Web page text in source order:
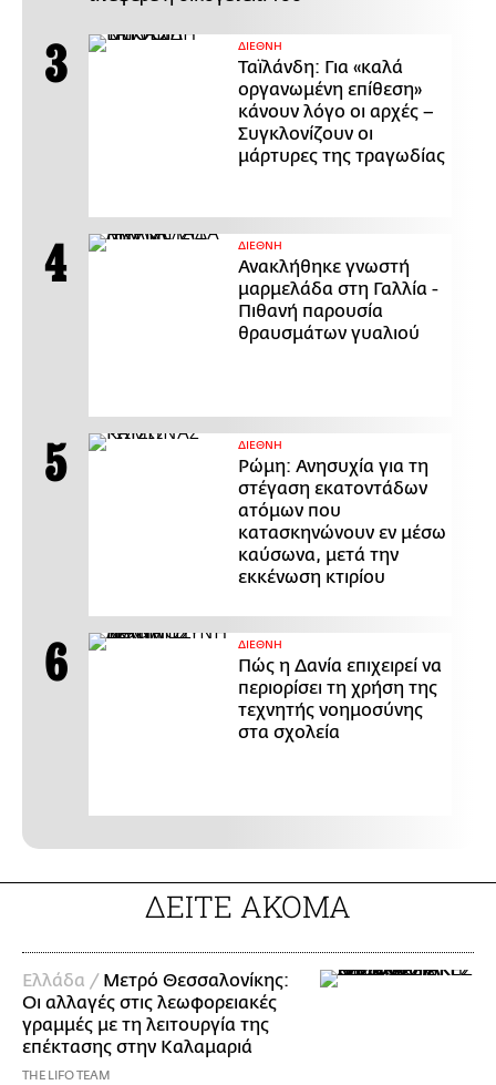
ΔΙΕΘΝΗ
Ταϊλάνδη: Για «καλά
οργανωμένη επίθεση»
κάνουν λόγο οι αρχές –
Συγκλονίζουν οι
μάρτυρες της τραγωδίας
ΔΙΕΘΝΗ
Ανακλήθηκε γνωστή
μαρμελάδα στη Γαλλία -
Πιθανή παρουσία
θραυσμάτων γυαλιού
ΔΙΕΘΝΗ
Ρώμη: Ανησυχία για τη
στέγαση εκατοντάδων
ατόμων που
κατασκηνώνουν εν μέσω
καύσωνα, μετά την
εκκένωση κτιρίου
ΔΙΕΘΝΗ
Πώς η Δανία επιχειρεί να
περιορίσει τη χρήση της
τεχνητής νοημοσύνης
στα σχολεία
ΔΕΙΤΕ ΑΚΟΜΑ
Ελλάδα / Μετρό Θεσσαλονίκης:
Οι αλλαγές στις λεωφορειακές
γραμμές με τη λειτουργία της
επέκτασης στην Καλαμαριά
THE LIFO TEAM